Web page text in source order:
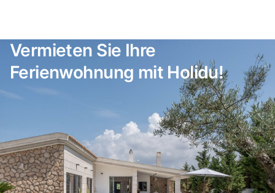
Vermieten Sie Ihre
Ferienwohnung mit Holidu!